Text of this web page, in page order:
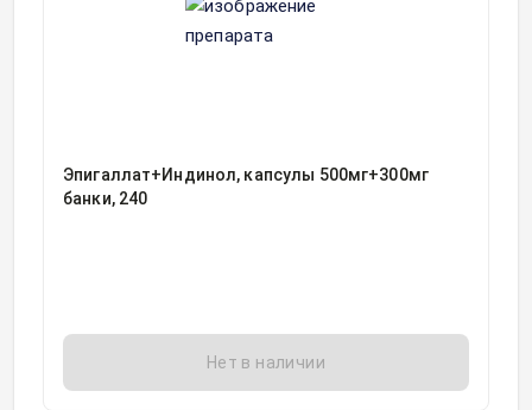
Эпигаллат+Индинол, капсулы 500мг+300мг
банки, 240
Нет в наличии